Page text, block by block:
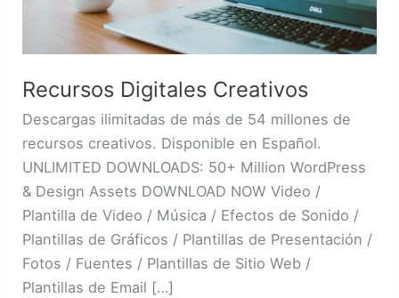
Recursos Digitales Creativos
Descargas ilimitadas de más de 54 millones de
recursos creativos. Disponible en Español.
UNLIMITED DOWNLOADS: 50+ Million WordPress
& Design Assets DOWNLOAD NOW Video /
Plantilla de Video / Música / Efectos de Sonido /
Plantillas de Gráficos / Plantillas de Presentación /
Fotos / Fuentes / Plantillas de Sitio Web /
Plantillas de Email […]